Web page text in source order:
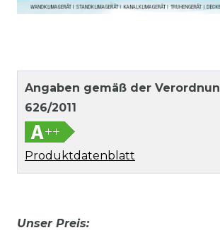
Angaben gemäß der
626/2011
Produktdatenblatt
Unser Preis: